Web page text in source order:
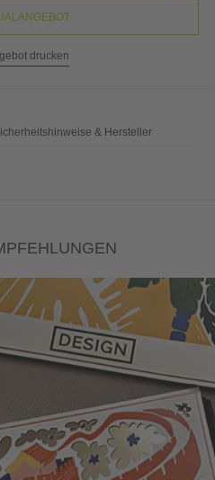
drucken
& Hersteller